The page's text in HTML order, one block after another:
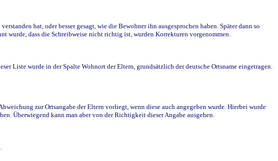
hat, oder besser gesagt, wie die Bewohner ihn ausgesprochen haben. Später dann so
wurde, dass die Schreibweise nicht richtig ist, wurden Korrekturen vorgenommen.
Liste wurde in der Spalte Wohnort der Eltern, grundsätzlich der deutsche Ortsname eingetragen.
zur Ortsangabe der Eltern vorliegt, wenn diese auch angegeben wurde. Hierbei wurde
Überwiegend kann man aber von der Richtigkeit dieser Angabe ausgehen.